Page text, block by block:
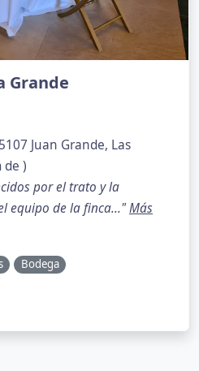
Grande
Juan Grande, Las
de )
por el trato y la
equipo de la finca..."Más
Bodega